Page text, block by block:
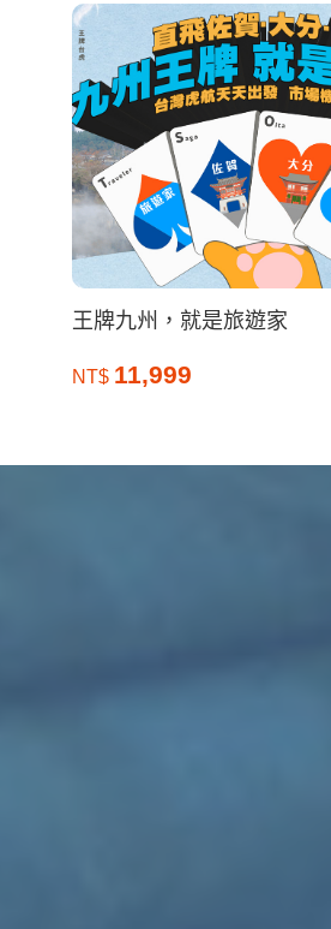
王牌九州，就是旅遊家
NT$ 11,999